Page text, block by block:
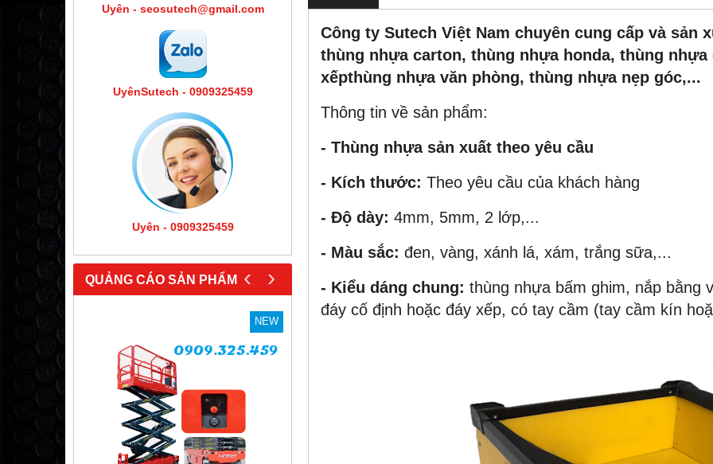
Uyên - seosutech@gmail.com
UyênSutech - 0909325459
Uyên - 0909325459
QUẢNG CÁO SẢN PHẨM
NEW NEW
‹ ›
Công ty Sutech Việt Nam chuyên cung cấp và sản
thùng nhựa carton, thùng nhựa honda, thùng
xếpthùng nhựa văn phòng, thùng nhựa nẹp góc,...
Thông tin về sản phẩm:
- Thùng nhựa sản xuất theo yêu cầu
- Kích thước: Theo yêu cầu của khách hàng
- Độ dày: 4mm, 5mm, 2 lớp,...
- Màu sắc: đen, vàng, xánh lá, xám, trắng sữa,...
- Kiểu dáng chung: thùng nhựa bấm ghim, nắp bằng
đáy cố định hoặc đáy xếp, có tay cầm (tay cầm kín